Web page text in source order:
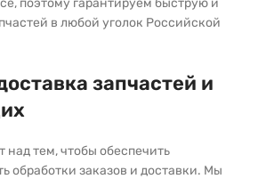
поэтому гарантируем быструю и
в любой уголок Российской
запчастей и
над тем, чтобы обеспечить
обработки заказов и доставки. Мы